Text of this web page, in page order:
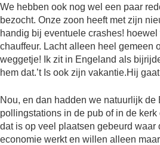
We hebben ook nog wel een paar
bezocht. Onze zoon heeft met zijn
handig bij eventuele crashes!
chauffeur. Lacht alleen heel gemeen
weggetje! Ik zit in Engeland als
hem dat.’t Is ook zijn vakantie.Hij
Nou, en dan hadden we natuurlijk de
pollingstations in de pub of in de
dat is op veel plaatsen gebeurd
economie werkt en willen alleen